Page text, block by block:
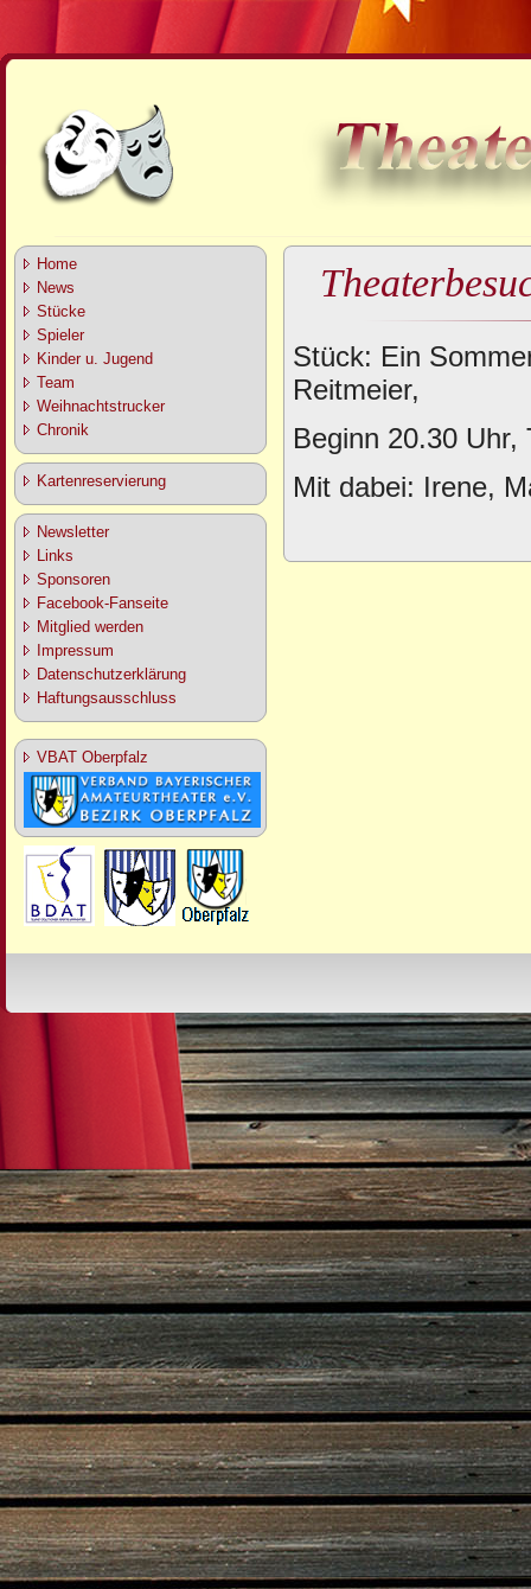
Home
News
Stücke
Spieler
Kinder u. Jugend
Team
Weihnachtstrucker
Chronik
Kartenreservierung
Newsletter
Links
Sponsoren
Facebook-Fanseite
Mitglied werden
Impressum
Datenschutzerklärung
Haftungsausschluss
VBAT Oberpfalz
Stück: Ein
Reitmeier,
Beginn 20.30
Mit dabei: Irene,